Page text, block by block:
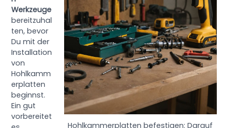
Hohlkammerplatten befestigen: Darauf
Werkzeuge
bereitzuhal
ten, bevor
Du mit der
Installation
von
Hohlkamm
erplatten
beginnst.
Ein gut
vorbereitet